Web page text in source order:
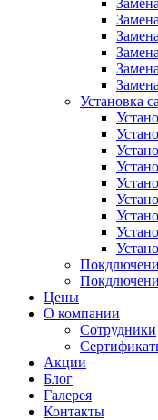
Установка
Цены
О компании
Сотрудники
Акции
Блог
Галерея
Контакты